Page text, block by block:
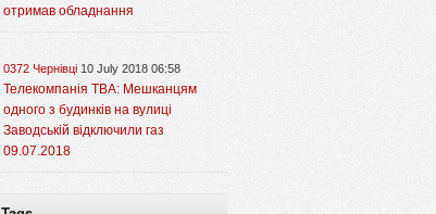
отримав обладнання
0372 Чернівці 10 July 2018 06:58
Телекомпанія ТВА: Мешканцям
одного з будинків на вулиці
Заводській відключили газ
09.07.2018